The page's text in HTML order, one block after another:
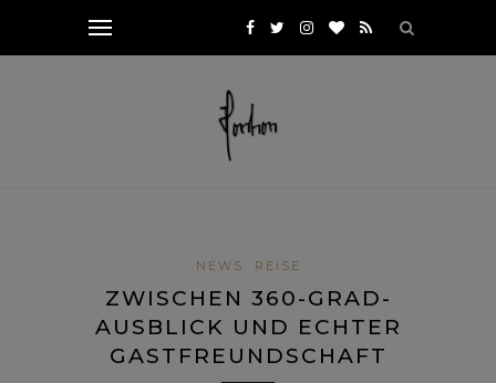
NEWS REISE
ZWISCHEN 360-GRAD-
AUSBLICK UND ECHTER
GASTFREUNDSCHAFT